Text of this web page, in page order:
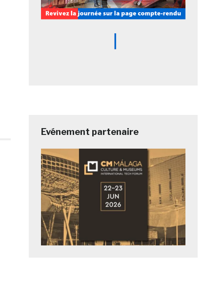
Evénement partenaire